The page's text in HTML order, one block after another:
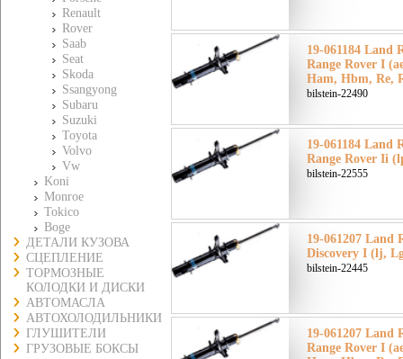
Renault
Rover
Saab
Seat
Skoda
Ssangyong
Subaru
Suzuki
Toyota
Volvo
Vw
Koni
Monroe
Tokico
Boge
ДЕТАЛИ КУЗОВА
СЦЕПЛЕНИЕ
ТОРМОЗНЫЕ
КОЛОДКИ И ДИСКИ
АВТОМАСЛА
АВТОХОЛОДИЛЬНИКИ
ГЛУШИТЕЛИ
ГРУЗОВЫЕ БОКСЫ
19-061184 Land
Range Rover I
Ham, Hbm, Re,
bilstein-22490
19-061184 Land
Range Rover Ii
bilstein-22555
19-061207 Land
Discovery I (lj,
bilstein-22445
19-061207 Land
Range Rover I